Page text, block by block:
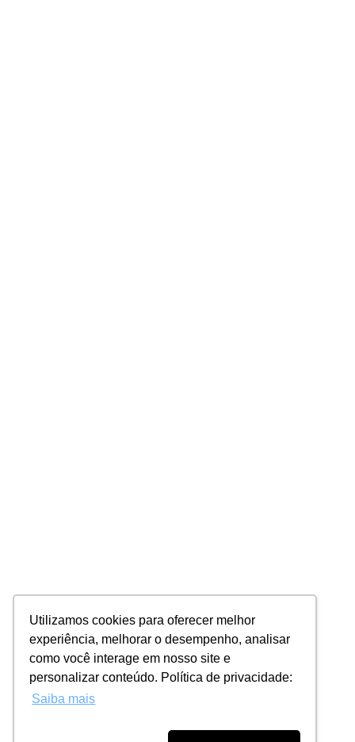
Utilizamos cookies para oferecer melhor
experiência, melhorar o desempenho, analisar
como você interage em nosso site e
personalizar conteúdo. Política de privacidade:
Saiba mais